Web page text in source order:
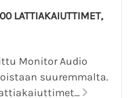
LATTIAKAIUTTIMET,
Monitor Audio
suuremmalta.